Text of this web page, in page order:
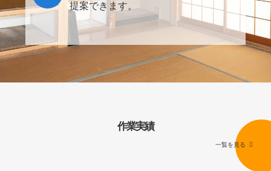
提案できます。
作業実績
一覧を見る